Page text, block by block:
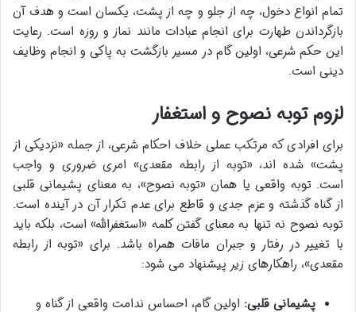
تمام انواع دخول، چه از جلو و چه از پشت، یکسان است و هدف آن
بازگرداندن طهارت برای انجام عبادات مانند نماز و روزه است. رعایت
این حکم شرعی، اولین گام در مسیر بازگشت به پاکی و انجام وظایف
دینی است.
لزوم توبه نصوح و استغفار
برای افرادی که مرتکب عملی خلاف احکام شرعی، از جمله «نزدیکی از
پشت» شده اند، «توبه از رابطه مقعدی» امری ضروری و واجب
است. توبه واقعی یا همان «توبه نصوح»، به معنای پشیمانی قلبی
از گناه گذشته و عزم جدی و قاطع برای عدم تکرار آن در آینده است.
توبه نصوح نه تنها به معنای گفتن کلمه «استغفرالله» است، بلکه باید
با تغییر در رفتار و جبران مافات همراه باشد. برای «توبه از رابطه
مقعدی»، راهکارهای زیر پیشنهاد می شود:
پشیمانی قلبی: اولین گام، احساس ندامت واقعی از گناه و